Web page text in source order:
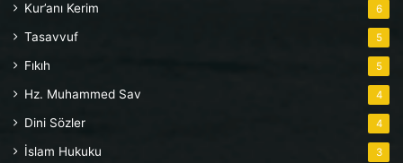
Kur’anı Kerim 6
Tasavvuf 5
Fıkıh 5
Hz. Muhammed Sav 4
Dini Sözler 4
İslam Hukuku 3